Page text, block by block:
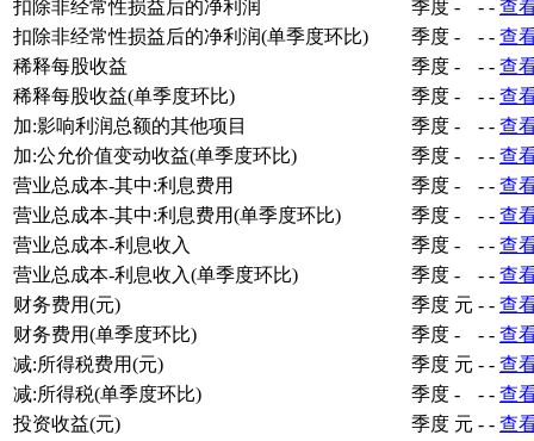
扣除非经常性损益后的净利润
季度 - - - 查
扣除非经常性损益后的净利润(单季度环比)
季度 - - - 查
稀释每股收益
季度 - - - 查
稀释每股收益(单季度环比)
季度 - - - 查
加:影响利润总额的其他项目
季度 - - - 查
加:公允价值变动收益(单季度环比)
季度 - - - 查
营业总成本-其中:利息费用
季度 - - - 查
营业总成本-其中:利息费用(单季度环比)
季度 - - - 查
营业总成本-利息收入
季度 - - - 查
营业总成本-利息收入(单季度环比)
季度 - - - 查
财务费用(元)
季度 元 - - 查
财务费用(单季度环比)
季度 - - - 查
减:所得税费用(元)
季度 元 - - 查
减:所得税(单季度环比)
季度 - - - 查
投资收益(元)
季度 元 - - 查